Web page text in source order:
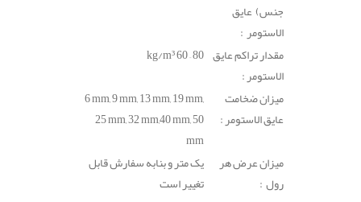
جنس) عایق
الاستومر :
مقدار تراکم عایق
الاستومر :
kg/m³60 – 80
میزان ضخامت
عایق الاستومر :
6 mm, 9 mm, 13 mm, 19 mm,
25 mm, 32 mm,40 mm, 50
mm
میزان عرض هر
رول :
یک متر و بنابه سفارش قابل
تغییر است